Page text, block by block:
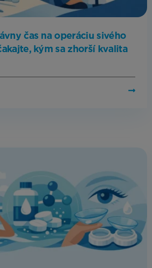
čas na operáciu sivého
kým sa zhorší kvalita